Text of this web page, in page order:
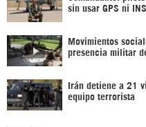
sin usar GPS ni INS
Movimientos
presencia militar
Irán detiene a 21
equipo terrorista